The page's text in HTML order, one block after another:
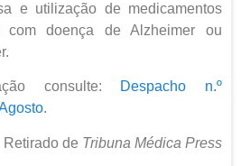
e utilização de medicamentos
com doença de Alzheimer ou
consulte: Despacho n.º
.
Retirado de Tribuna Médica Press